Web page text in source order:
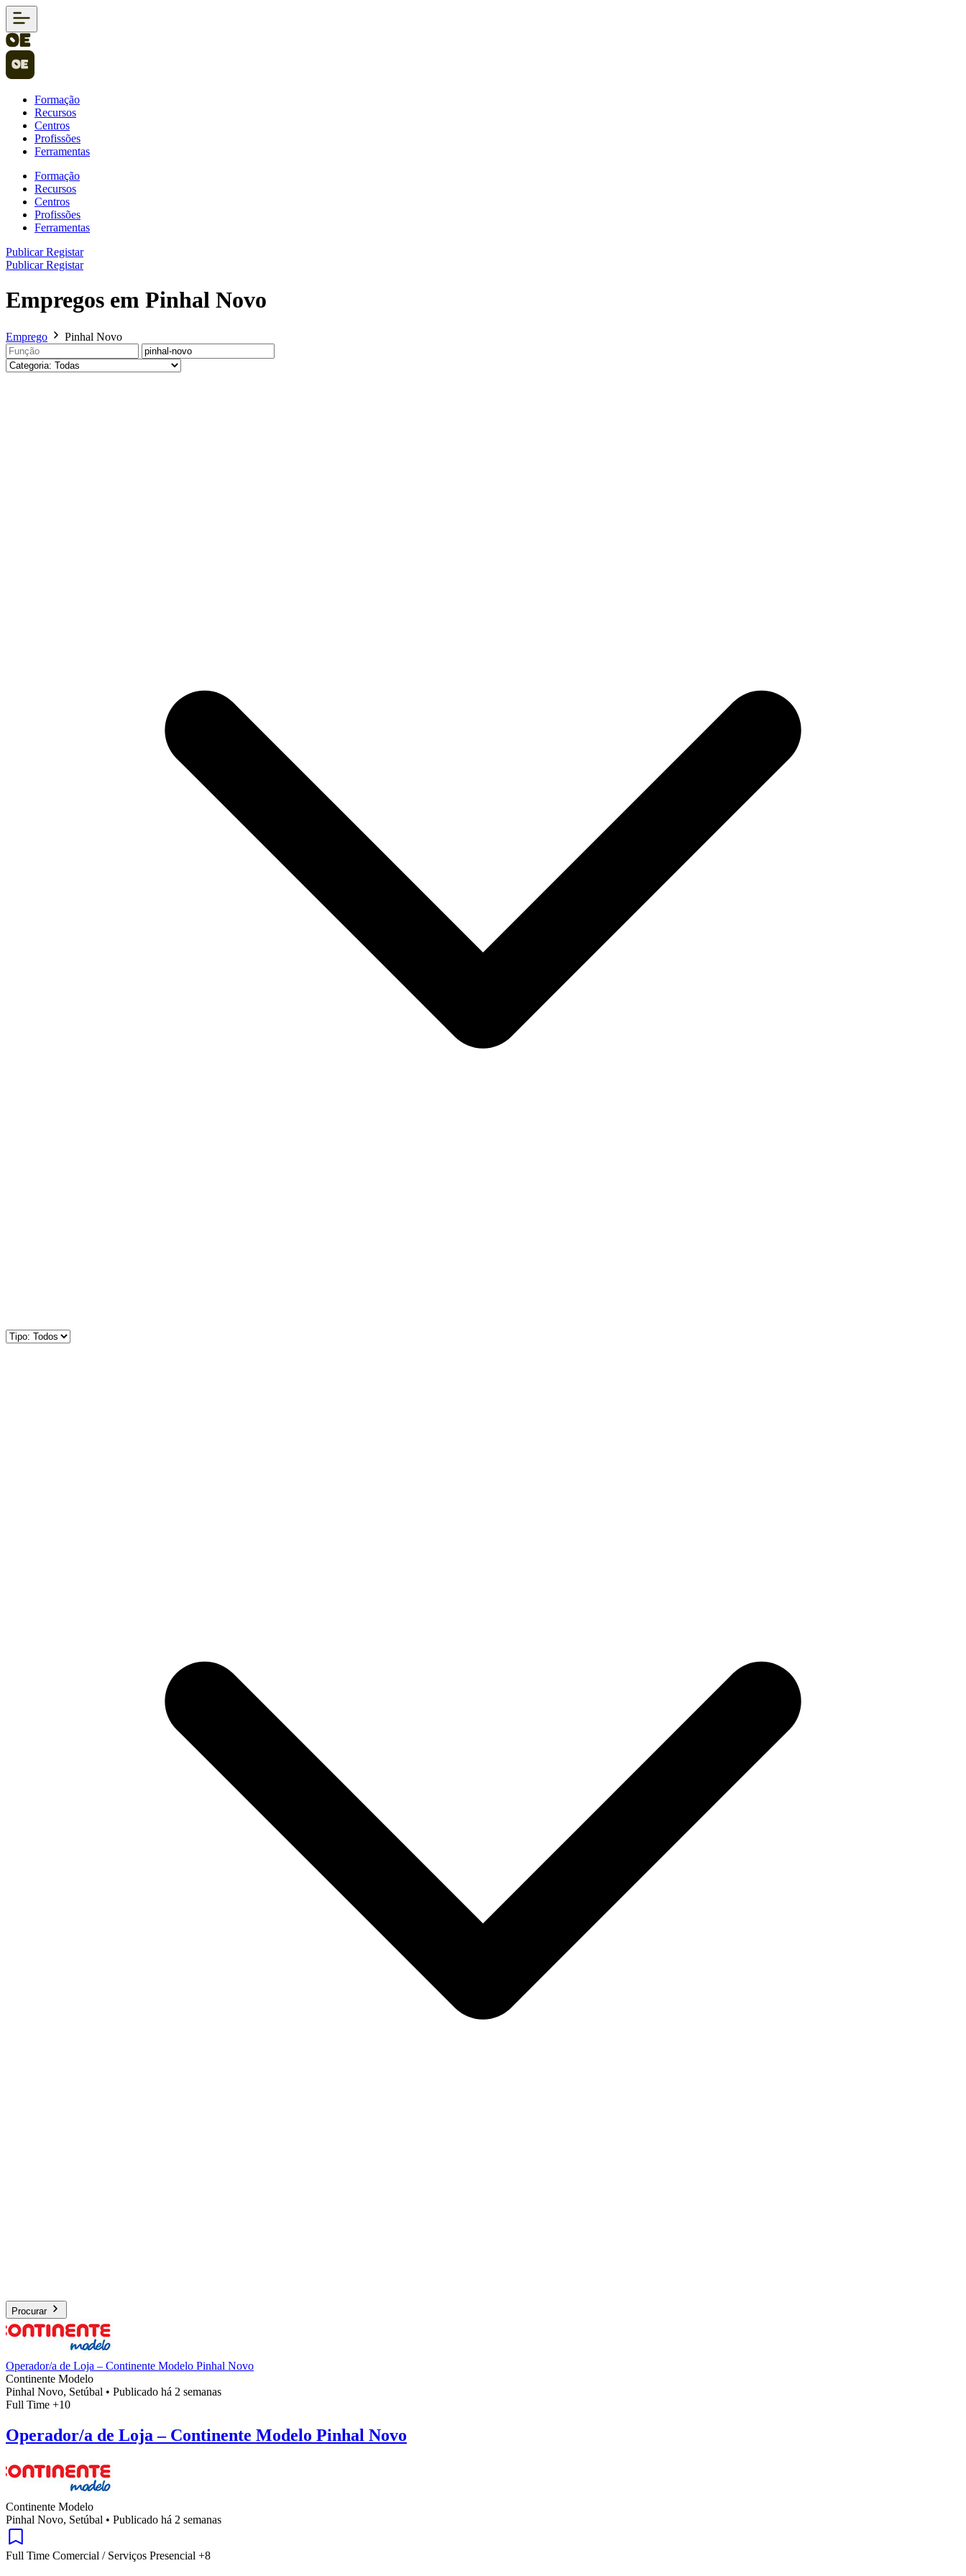
Formação
Recursos
Centros
Profissões
Ferramentas
Formação
Recursos
Centros
Profissões
Ferramentas
PublicarRegistar
PublicarRegistar
Empregos em Pinhal Novo
Emprego Pinhal Novo
Procurar
Operador/a de Loja – Continente Modelo Pinhal Novo
Continente Modelo
Pinhal Novo, Setúbal • Publicado há 2 semanas
Full Time +10
Operador/a de Loja – Continente Modelo Pinhal Novo
Continente Modelo
Pinhal Novo, Setúbal • Publicado há 2 semanas
Full Time Comercial / Serviços Presencial +8